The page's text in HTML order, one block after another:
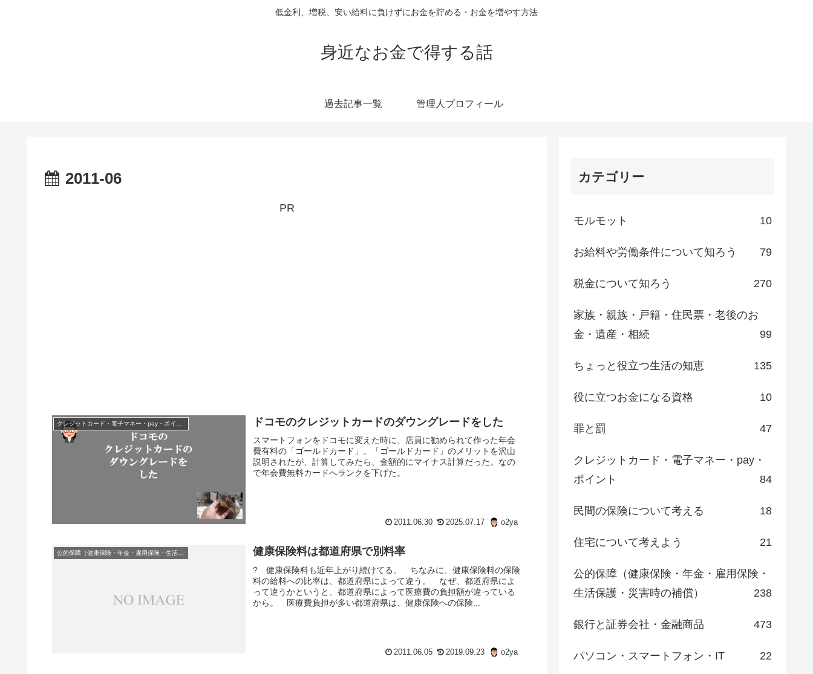
低金利、増税、安い給料に負けずにお金を貯める・お金を増やす方法
身近なお金で得する話
過去記事一覧 管理人プロフィール
2011-06
PR
ドコモのクレジットカードのダウングレードをした
スマートフォンをドコモに変えた時に、店員に勧められて作った年会
費有料の「ゴールドカード」。「ゴールドカード」のメリットを沢山
説明されたが、計算してみたら、金額的にマイナス計算だった。なの
で年会費無料カードへランクを下げた。
2011.06.30 2025.07.17 o2ya
健康保険料は都道府県で別料率
? 健康保険料も近年上がり続けてる。 ちなみに、健康保険料の保険
料の給料への比率は、都道府県によって違う。 なぜ、都道府県によ
って違うかというと、都道府県によって医療費の負担額が違っている
から。 医療費負担が多い都道府県は、健康保険への保険...
2011.06.05 2019.09.23 o2ya
カテゴリー
モルモット 10
お給料や労働条件について知ろう 79
税金について知ろう 270
家族・親族・戸籍・住民票・老後のお
金・遺産・相続
99
ちょっと役立つ生活の知恵 135
役に立つお金になる資格 10
罪と罰 47
クレジットカード・電子マネー・pay・
ポイント
84
民間の保険について考える 18
住宅について考えよう 21
公的保障（健康保険・年金・雇用保険・
生活保護・災害時の補償）
238
銀行と証券会社・金融商品 473
パソコン・スマートフォン・IT 22